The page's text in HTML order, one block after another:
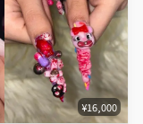
¥16,000